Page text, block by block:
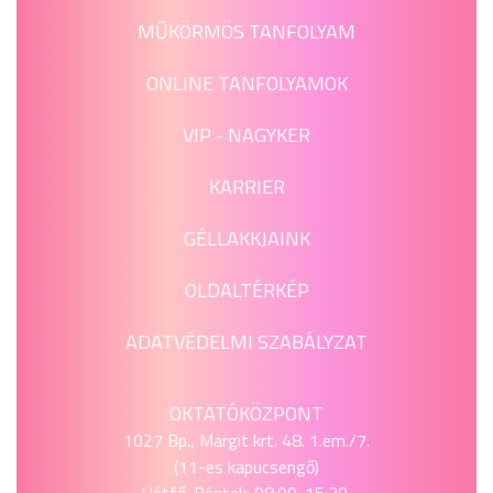
MŰKÖRMÖS TANFOLYAM
ONLINE TANFOLYAMOK
VIP - NAGYKER
KARRIER
GÉLLAKKJAINK
OLDALTÉRKÉP
ADATVÉDELMI SZABÁLYZAT
OKTATÓKÖZPONT
1027 Bp., Margit krt. 48. 1.em./7.
(11-es kapucsengő)